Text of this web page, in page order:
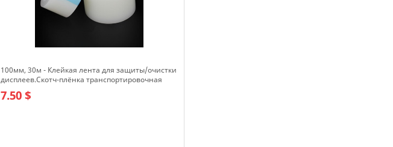
100мм, 30м - Клейкая лента для защиты/очистки
дисплеев.Скотч-плёнка транспортировочная
7.50 $